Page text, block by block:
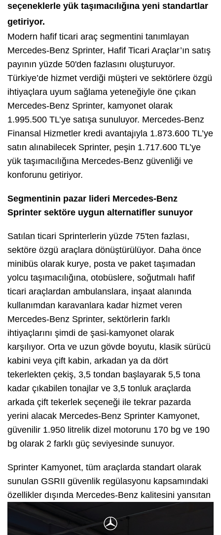
seçeneklerle yük taşımacılığına yeni standartlar
getiriyor.
Modern hafif ticari araç segmentini tanımlayan
Mercedes-Benz Sprinter, Hafif Ticari Araçlar’ın satış
payının yüzde 50'den fazlasını oluşturuyor.
Türkiye’de hizmet verdiği müşteri ve sektörlere özgü
ihtiyaçlara uyum sağlama yeteneğiyle öne çıkan
Mercedes-Benz Sprinter, kamyonet olarak
1.995.500 TL’ye satışa sunuluyor. Mercedes-Benz
Finansal Hizmetler kredi avantajıyla 1.873.600 TL’ye
satın alınabilecek Sprinter, peşin 1.717.600 TL’ye
yük taşımacılığına Mercedes-Benz güvenliği ve
konforunu getiriyor.
Segmentinin pazar lideri Mercedes-Benz
Sprinter sektöre uygun alternatifler sunuyor
Satılan ticari Sprinterlerin yüzde 75'ten fazlası,
sektöre özgü araçlara dönüştürülüyor. Daha önce
minibüs olarak kurye, posta ve paket taşımadan
yolcu taşımacılığına, otobüslere, soğutmalı hafif
ticari araçlardan ambulanslara, inşaat alanında
kullanımdan karavanlara kadar hizmet veren
Mercedes-Benz Sprinter, sektörlerin farklı
ihtiyaçlarını şimdi de şasi-kamyonet olarak
karşılıyor. Orta ve uzun gövde boyutu, klasik sürücü
kabini veya çift kabin, arkadan ya da dört
tekerlekten çekiş, 3,5 tondan başlayarak 5,5 tona
kadar çıkabilen tonajlar ve 3,5 tonluk araçlarda
arkada çift tekerlek seçeneği ile tekrar pazarda
yerini alacak Mercedes-Benz Sprinter Kamyonet,
güvenilir 1.950 litrelik dizel motorunu 170 bg ve 190
bg olarak 2 farklı güç seviyesinde sunuyor.
Sprinter Kamyonet, tüm araçlarda standart olarak
sunulan GSRII güvenlik regülasyonu kapsamındaki
özellikler dışında Mercedes-Benz kalitesini yansıtan